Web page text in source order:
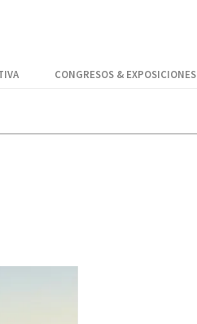
CONGRESOS & EXPOSICIONES